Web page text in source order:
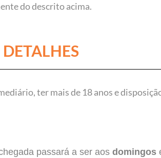
do descrito acima.
DETALHES
ter mais de 18 anos e d
passará a ser aos domingos